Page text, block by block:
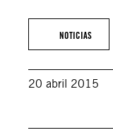
NOTICIAS
20 abril 2015